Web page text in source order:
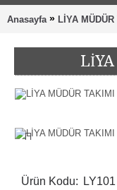
Anasayfa » LİYA MÜDÜR
Ürün Kodu: LY101